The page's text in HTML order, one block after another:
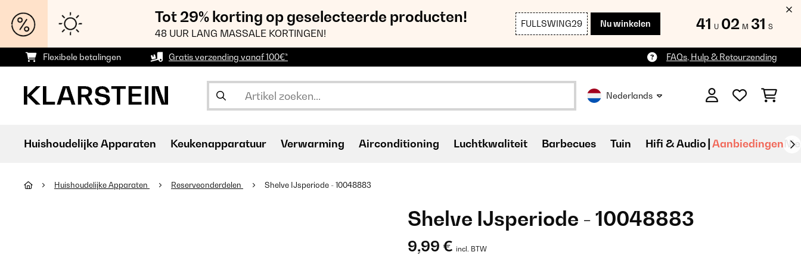
Tot 29% korting op geselecteerde producten!
48 UUR LANG MASSALE KORTINGEN!
FULLSWING29 Nu winkelen 41 U 02 M 30 S
Flexibele betalingen Gratis verzending vanaf 100€* FAQs, Hulp & Retourzending
Nederlands
Huishoudelijke Apparaten Keukenapparatuur Verwarming Airconditioning Luchtkwaliteit Barbecues Tuin Hifi & Audio Aanbiedingen
Huishoudelijke Apparaten Reserveonderdelen Shelve IJsperiode - 10048883
Shelve IJsperiode - 10048883
9,99 € incl. BTW